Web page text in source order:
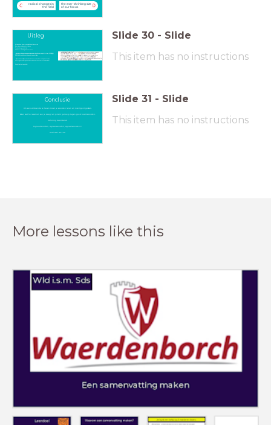
C
radical changes in
the field
D
the ever-shrinking size
of our focus
Uitleg
Antwoorden: A numerous significant discoveries
B our closer analysis of metadata
C radical changes in the field
D the ever-shrinking size of our focus
- In de zin voor de gap zien we geen signaalwoorden. De zin erna geeft er twee:Long ago,
but now. Er is een tijdsverloop en een tegenstelling.
- Kijken we inhoudelijk, dan zien we dat dit tekstverband betrekking heeft op de
Dus het juiste antwoord is D.
Slide 30 - Slide
This item has no instructions
Conclusie
Om een voldoende te halen moet je woorden leren en intelligent gokken.
Weet wat het examen van je vraagt en je kunt genoeg vragen goed beantwoorden.
Oefening baart kunst!
Signaalwoorden, signaalwoorden, signaalwoorden!!!
Heel veel succes!
Slide 31 - Slide
This item has no instructions
More lessons like this